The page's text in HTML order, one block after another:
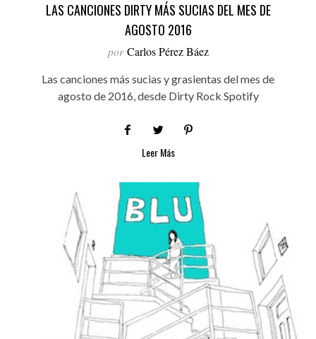
LAS CANCIONES DIRTY MÁS SUCIAS DEL MES DE
AGOSTO 2016
por Carlos Pérez Báez
Las canciones más sucias y grasientas del mes de
agosto de 2016, desde Dirty Rock Spotify
Leer Más